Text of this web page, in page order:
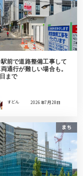
前で道路整備工事して
通行が難しい場合も。
まで
すどん 2026年7月28日
まち